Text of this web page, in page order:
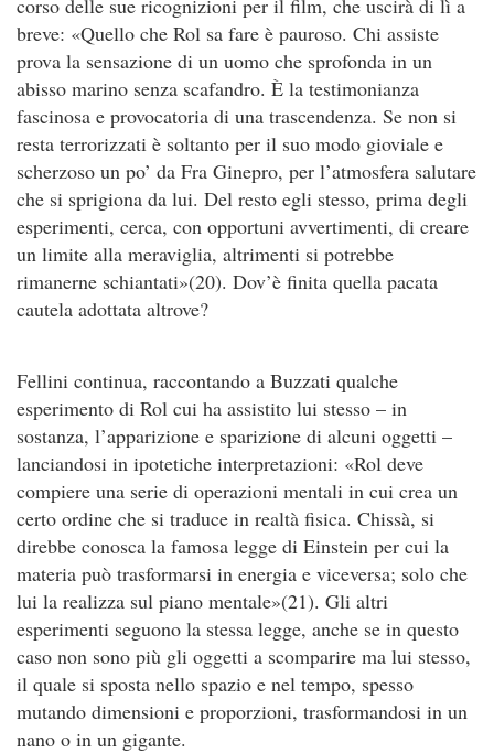
corso delle sue ricognizioni per il film, che uscirà di lì a
breve: «Quello che Rol sa fare è pauroso. Chi assiste
prova la sensazione di un uomo che sprofonda in un
abisso marino senza scafandro. È la testimonianza
fascinosa e provocatoria di una trascendenza. Se non si
resta terrorizzati è soltanto per il suo modo gioviale e
scherzoso un po’ da Fra Ginepro, per l’atmosfera salutare
che si sprigiona da lui. Del resto egli stesso, prima degli
esperimenti, cerca, con opportuni avvertimenti, di creare
un limite alla meraviglia, altrimenti si potrebbe
rimanerne schiantati»(20). Dov’è finita quella pacata
cautela adottata altrove?
Fellini continua, raccontando a Buzzati qualche
esperimento di Rol cui ha assistito lui stesso – in
sostanza, l’apparizione e sparizione di alcuni oggetti –
lanciandosi in ipotetiche interpretazioni: «Rol deve
compiere una serie di operazioni mentali in cui crea un
certo ordine che si traduce in realtà fisica. Chissà, si
direbbe conosca la famosa legge di Einstein per cui la
materia può trasformarsi in energia e viceversa; solo che
lui la realizza sul piano mentale»(21). Gli altri
esperimenti seguono la stessa legge, anche se in questo
caso non sono più gli oggetti a scomparire ma lui stesso,
il quale si sposta nello spazio e nel tempo, spesso
mutando dimensioni e proporzioni, trasformandosi in un
nano o in un gigante.